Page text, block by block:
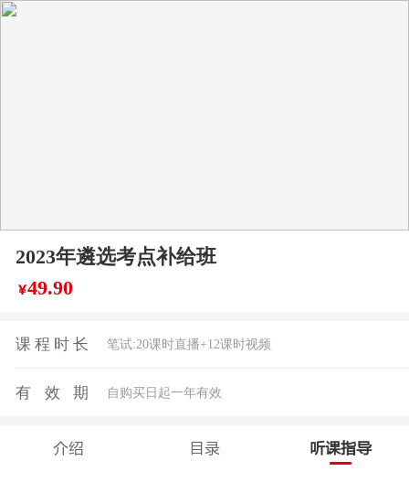
2023年遴选考点补给班
￥49.90
课程时长 笔试:20课时直播+12课时视频
有效期 自购买日起一年有效
介绍 目录 听课指导